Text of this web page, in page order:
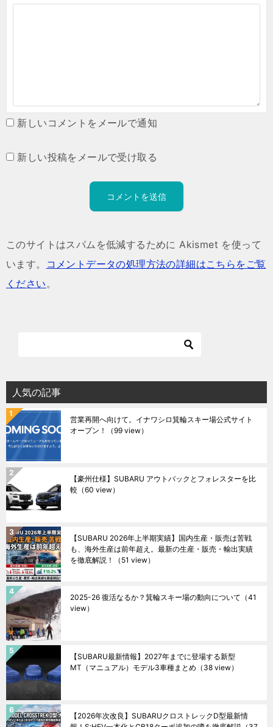
新しいコメントをメールで通知
新しい投稿をメールで受け取る
このサイトはスパムを低減するために Akismet を使って
います。
コメントデータの処理方法の詳細はこちらをご覧
ください。
人気の記事
営業再開へ向けて。イナワシロ箕輪スキー場公式サイト
オープン！
（99 view）
【豪州仕様】SUBARU アウトバックとフォレスターを比
較 （60 view）
【SUBARU 2026年上半期実績】国内生産・販売は苦戦
も、海外生産は前年超え。最新の生産・販売・輸出実績
を徹底解説！
（51 view）
2025-26 復活なるか？箕輪スキー場の動向について （41
view）
【SUBARU最新情報】2027年までに登場する新型
MT（マニュアル）モデル3車種まとめ （38 view）
【2026年次改良】SUBARUクロストレックD型最新情